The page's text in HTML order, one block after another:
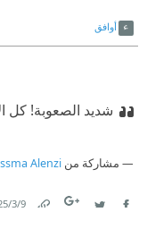
أوافق
شديد الصعوبة! كل
مشاركة من Alenzi
9‏/3‏/2025